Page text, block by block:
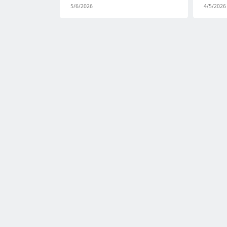
5/6/2026 4/5/2026